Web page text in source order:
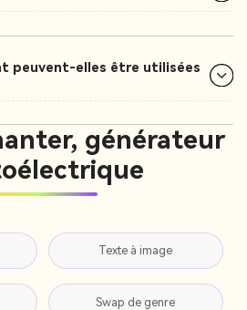
peuvent-elles être utilisées
générateur
Texte à image
Swap de genre